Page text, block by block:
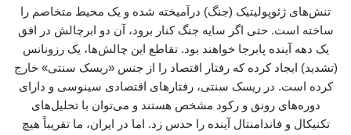
تنش‌های ژئوپولیتیک (جنگ) درآمیخته شده و یک محیط متخاصم را
ساخته است. حتی اگر سایه جنگ کنار برود، آن دو ابرچالش در افق
یک دهه آینده پابرجا خواهند بود. تقاطع این چالش‌ها، یک رزونانس
(تشدید) ایجاد کرده که رفتار اقتصاد را از جنس «ریسک سنتی» خارج
کرده است. در ریسک سنتی، رفتارهای اقتصادی سینوسی و دارای
دوره‌های رونق و رکود مشخص هستند و می‌توان با تحلیل‌های
تکنیکال و فاندامنتال آینده را حدس زد. اما در ایران، ما تقریباً هیچ